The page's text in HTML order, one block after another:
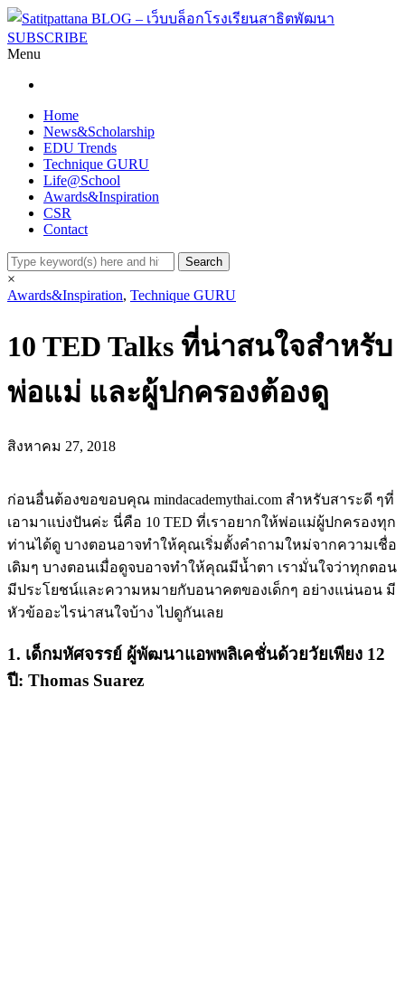
SUBSCRIBE
Menu
Home
News&Scholarship
EDU Trends
Technique GURU
Life@School
Awards&Inspiration
CSR
Contact
×
Awards&Inspiration, Technique GURU
10 TED Talks ที่น่าสนใจสำหรับ
พ่อแม่ และผู้ปกครองต้องดู
สิงหาคม 27, 2018
ก่อนอื่นต้องขอขอบคุณ mindacademythai.com สำหรับสาระดี ๆที่
เอามาแบ่งปันค่ะ นี่คือ 10 TED ที่เราอยากให้พ่อแม่ผู้ปกครองทุก
ท่านได้ดู บางตอนอาจทำให้คุณเริ่มตั้งคำถามใหม่จากความเชื่อ
เดิมๆ บางตอนเมื่อดูจบอาจทำให้คุณมีน้ำตา เรามั่นใจว่าทุกตอน
มีประโยชน์และความหมายกับอนาคตของเด็กๆ อย่างแน่นอน มี
หัวข้ออะไรน่าสนใจบ้าง ไปดูกันเลย
1. เด็กมหัศจรรย์ ผู้พัฒนาแอพพลิเคชั่นด้วยวัยเพียง 12
ปี: Thomas Suarez